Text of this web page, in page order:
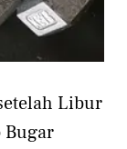
Libur
Bugar